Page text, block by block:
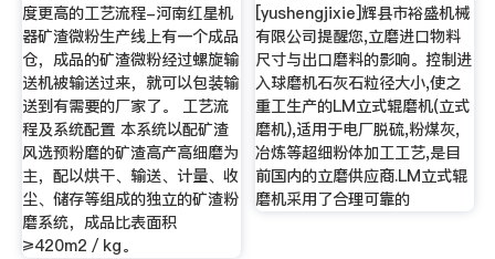
度更高的工艺流程-河南红星机
器矿渣微粉生产线上有一个成品
仓，成品的矿渣微粉经过螺旋输
送机被输送过来，就可以包装输
送到有需要的厂家了。 工艺流
程及系统配置 本系统以配矿渣
风选预粉磨的矿渣高产高细磨为
主，配以烘干、输送、计量、收
尘、储存等组成的独立的矿渣粉
磨系统，成品比表面积
≥420m2／kg。
[yushengjixie]辉县市裕盛机械
有限公司提醒您,立磨进口物料
尺寸与出口磨料的影响。控制进
入球磨机石灰石粒径大小,使之
重工生产的LM立式辊磨机(立式
磨机),适用于电厂脱硫,粉煤灰,
冶炼等超细粉体加工工艺,是目
前国内的立磨供应商.LM立式辊
磨机采用了合理可靠的